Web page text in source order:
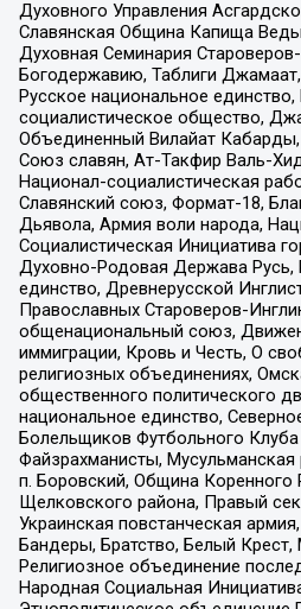
Духовного Управления
Славянская Община Капища
Духовная Семинария
Богодержавию, Таблиги
Русское национальное
социалистическое общество,
Объединенный Вилайат Кабарды,
Союз славян, Ат-Такфир Валь-
Национал-социалистическая
Славянский союз, Формат-18,
Дьявола, Армия воли народа,
Социалистическая Инициатива
Духовно-Родовая Держава Русь,
единство, Древнерусской
Православных Староверов-
общенациональный союз,
иммиграции, Кровь и Честь, О
религиозных объединениях,
общественного политического
национальное единство,
Болельщиков Футбольного
Файзрахманисты, Мусульманская
п. Боровский, Община Коренного
Щелковского района, Правый
Украинская повстанческая
Бандеры, Братство, Белый Крест,
Религиозное объединение
Народная Социальная